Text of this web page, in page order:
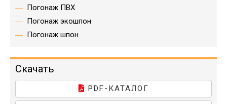
Погонаж ПВХ
Погонаж экошпон
Погонаж шпон
Скачать
PDF-КАТАЛОГ